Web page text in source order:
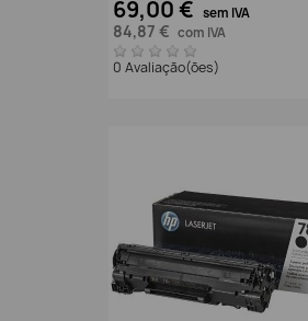
69,00 € sem IVA
84,87 € com IVA
0 Avaliação(ões)